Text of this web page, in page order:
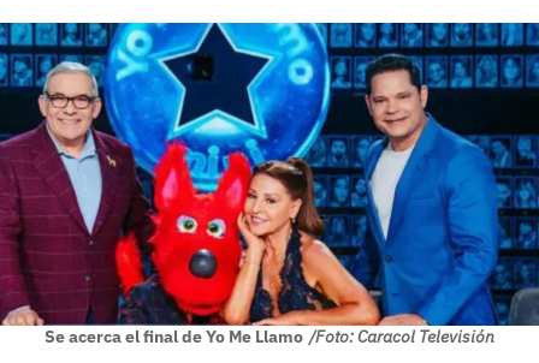
Se acerca el final de Yo Me Llamo /Foto: Caracol Televisión